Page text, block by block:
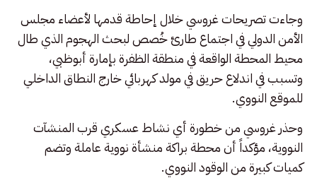
وجاءت تصريحات غروسي خلال إحاطة قدمها لأعضاء مجلس
الأمن الدولي في اجتماع طارئ خُصص لبحث الهجوم الذي طال
محيط المحطة الواقعة في منطقة الظفرة بإمارة أبوظبي،
وتسبب في اندلاع حريق في مولد كهربائي خارج النطاق الداخلي
للموقع النووي.
وحذر غروسي من خطورة أي نشاط عسكري قرب المنشآت
النووية، مؤكداً أن محطة براكة منشأة نووية عاملة وتضم
كميات كبيرة من الوقود النووي.